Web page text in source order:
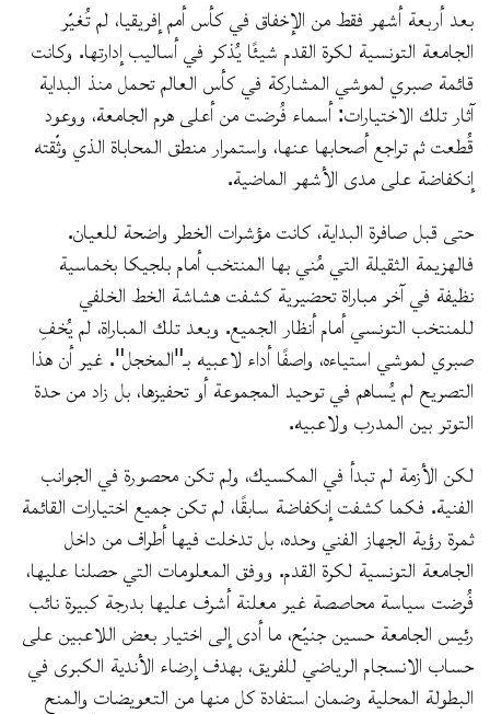
بعد أربعة أشهر فقط من الإخفاق في كأس أمم إفريقيا، لم تُغيّر
الجامعة التونسية لكرة القدم شيئًا يُذكر في أساليب إدارتها. وكانت
قائمة صبري لموشي المشاركة في كأس العالم تحمل منذ البداية
آثار تلك الاختيارات: أسماء فُرضت من أعلى هرم الجامعة، ووعود
قُطعت ثم تراجع أصحابها عنها، واستمرار منطق المحاباة الذي وثّقته
إنكفاضة على مدى الأشهر الماضية.
حتى قبل صافرة البداية، كانت مؤشرات الخطر واضحة للعيان.
فالهزيمة الثقيلة التي مُني بها المنتخب أمام بلجيكا بخماسية
نظيفة في آخر مباراة تحضيرية كشفت هشاشة الخط الخلفي
للمنتخب التونسي أمام أنظار الجميع. وبعد تلك المباراة، لم يُخفِ
صبري لموشي استياءه، واصفًا أداء لاعبيه بـ"المخجل". غير أن هذا
التصريح لم يُساهم في توحيد المجموعة أو تحفيزها، بل زاد من حدة
التوتر بين المدرب ولاعبيه.
لكن الأزمة لم تبدأ في المكسيك، ولم تكن محصورة في الجوانب
الفنية. فكما كشفت إنكفاضة سابقًا، لم تكن جميع اختيارات القائمة
ثمرة رؤية الجهاز الفني وحده، بل تدخلت فيها أطراف من داخل
الجامعة التونسية لكرة القدم. ووفق المعلومات التي حصلنا عليها،
فُرضت سياسة محاصصة غير معلنة أشرف عليها بدرجة كبيرة نائب
رئيس الجامعة حسين جنيّح، ما أدى إلى اختيار بعض اللاعبين على
حساب الانسجام الرياضي للفريق، بهدف إرضاء الأندية الكبرى في
البطولة المحلية وضمان استفادة كل منها من التعويضات والمنح